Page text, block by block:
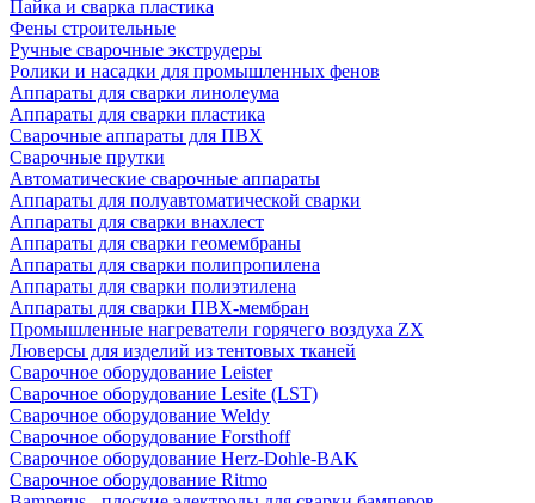
Пайка и сварка пластика
Фены строительные
Ручные сварочные экструдеры
Ролики и насадки для промышленных фенов
Аппараты для сварки линолеума
Аппараты для сварки пластика
Сварочные аппараты для ПВХ
Сварочные прутки
Автоматические сварочные аппараты
Аппараты для полуавтоматической сварки
Аппараты для сварки внахлест
Аппараты для сварки геомембраны
Аппараты для сварки полипропилена
Аппараты для сварки полиэтилена
Аппараты для сварки ПВХ-мембран
Промышленные нагреватели горячего воздуха ZX
Люверсы для изделий из тентовых тканей
Сварочное оборудование Leister
Сварочное оборудование Lesite (LST)
Сварочное оборудование Weldy
Сварочное оборудование Forsthoff
Сварочное оборудование Herz-Dohle-BAK
Сварочное оборудование Ritmo